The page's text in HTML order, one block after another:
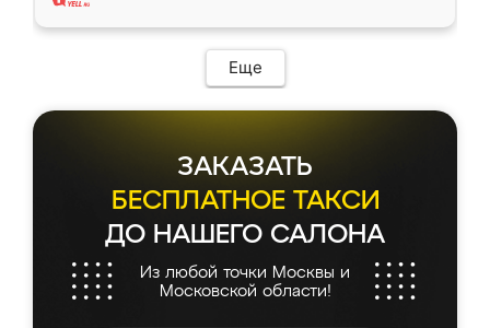
Еще
ЗАКАЗАТЬ
БЕСПЛАТНОЕ ТАКСИ
ДО НАШЕГО САЛОНА
Из любой точки Москвы и
Московской области!